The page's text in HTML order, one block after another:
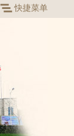
快捷菜单